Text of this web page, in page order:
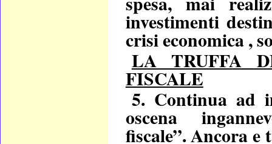
investimenti
crisi economica ,
LA TRUFFA
FISCALE
5. Continua ad
oscena
fiscale”. Ancora